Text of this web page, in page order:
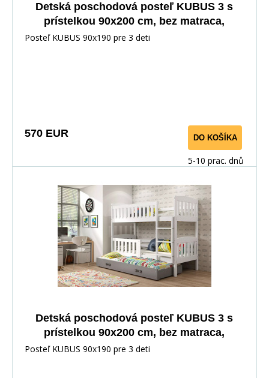
Detská poschodová posteľ KUBUS 3 s
prístelkou 90x200 cm, bez matraca,
Biela/Biela
Posteľ KUBUS 90x190 pre 3 deti
570 EUR DO KOŠÍKA
5-10 prac. dnů
Detská poschodová posteľ KUBUS 3 s
prístelkou 90x200 cm, bez matraca,
Biela/Grafit
Posteľ KUBUS 90x190 pre 3 deti